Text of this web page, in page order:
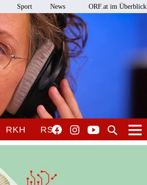
Sport News ORF.at im Überblick
RKH RSO